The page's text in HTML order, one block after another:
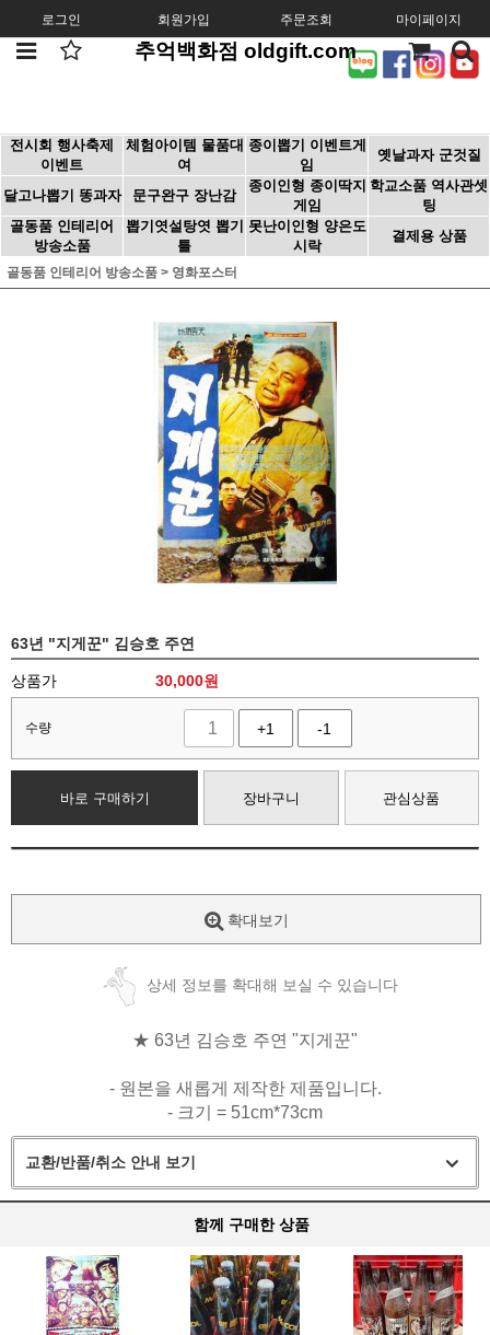
로그인 회원가입 주문조회 마이페이지
추억백화점 oldgift.com
전시회 행사축제
이벤트
체험아이템 물품대
여
종이뽑기 이벤트게
임
옛날과자 군것질
달고나뽑기 똥과자 문구완구 장난감
종이인형 종이딱지
게임
학교소품 역사관셋
팅
골동품 인테리어
방송소품
뽑기엿설탕엿 뽑기
틀
못난이인형 양은도
시락
결제용 상품
골동품 인테리어 방송소품 > 영화포스터
63년 "지게꾼" 김승호 주연
상품가 30,000원
수량 +1 -1
바로 구매하기 장바구니 관심상품
확대보기
상세 정보를 확대해 보실 수 있습니다
★ 63년 김승호 주연 "지게꾼"
- 원본을 새롭게 제작한 제품입니다.
- 크기 = 51cm*73cm
교환/반품/취소 안내 보기
함께 구매한 상품